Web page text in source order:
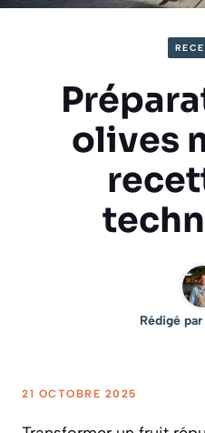
olives
Rédigé par
21 OCTOBRE 2025